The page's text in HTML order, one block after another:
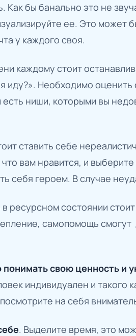
Как бы банально это не
ее. Это может
у каждого своя.
каждому стоит
иду?». Необходимо
есть ниши, которыми вы
ставить себе
вам нравится, и
себя героем. В случае
ресурсном состоянии
самопомощь смогут
свою ценность и
индивидуален и такого
на себя
. Выделите время, это